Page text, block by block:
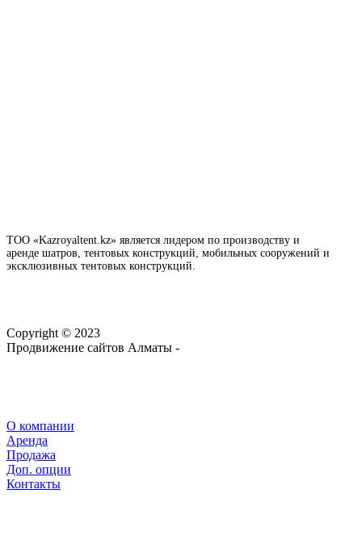
ТОО «Kazroyaltent.kz» является лидером по производству и
аренде шатров, тентовых конструкций, мобильных сооружений и
эксклюзивных тентовых конструкций.
Copyright © 2023
Продвижение сайтов Алматы -
О компании
Аренда
Продажа
Доп. опции
Контакты